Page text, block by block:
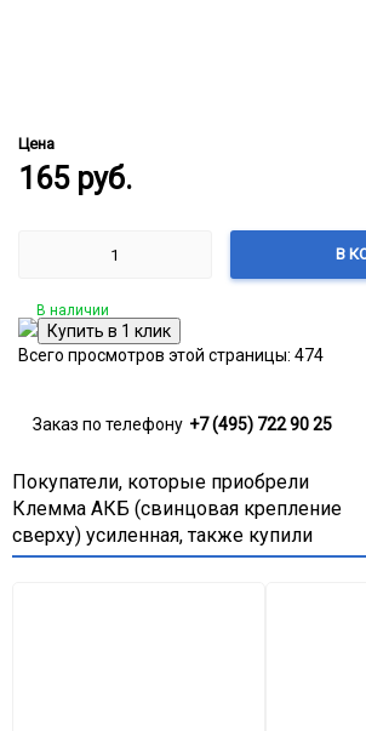
Цена
165 руб.
В
В наличии
Всего просмотров этой страницы: 474
Заказ по телефону +7 (495) 722 90 25
Покупатели, которые приобрели
Клемма АКБ (свинцовая крепление
сверху) усиленная, также купили